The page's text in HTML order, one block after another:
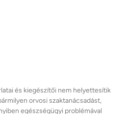
és kiegészítői nem helyettesítik
orvosi szaktanácsadást,
egészségügyi problémával